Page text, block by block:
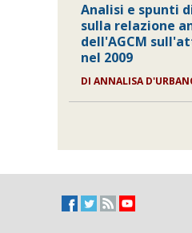
Analisi e spunti
sulla relazione
dell'AGCM
nel 2009
DI ANNALISA